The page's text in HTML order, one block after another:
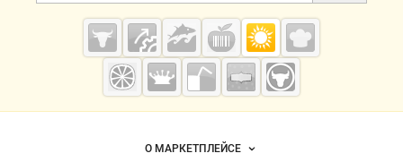
Cсылки на полезные проекты
Grainboard.ru
— зерно и
мука
Важные разделы и контакты
Навигация по сайтуО МАРКЕТПЛЕЙСЕ